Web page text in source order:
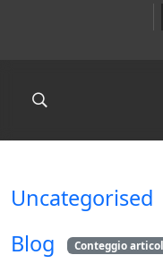
Uncategorised
Blog Conteggio